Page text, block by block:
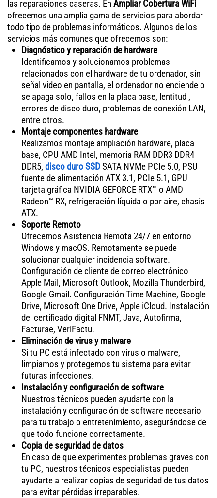
las reparaciones caseras. En Ampliar Cobertura WiFi
ofrecemos una amplia gama de servicios para abordar
todo tipo de problemas informáticos. Algunos de los
servicios más comunes que ofrecemos son:
Diagnóstico y reparación de hardware
Identificamos y solucionamos problemas
relacionados con el hardware de tu ordenador, sin
señal video en pantalla, el ordenador no enciende o
se apaga solo, fallos en la placa base, lentitud ,
errores de disco duro, problemas de conexión LAN,
entre otros.
Montaje componentes hardware
Realizamos montaje ampliación hardware, placa
base, CPU AMD Intel, memoria RAM DDR3 DDR4
DDR5, disco duro SSDSATA NVMe PCIe 5.0, PSU
fuente de alimentación ATX 3.1, PCIe 5.1, GPU
tarjeta gráfica NVIDIA GEFORCE RTX™ o AMD
Radeon™ RX, refrigeración líquida o por aire, chasis
ATX.
Soporte Remoto
Ofrecemos Asistencia Remota 24/7 en entorno
Windows y macOS. Remotamente se puede
solucionar cualquier incidencia software.
Configuración de cliente de correo electrónico
Apple Mail, Microsoft Outlook, Mozilla Thunderbird,
Google Gmail. Configuración Time Machine, Google
Drive, Microsoft One Drive, Apple iCloud. Instalación
del certificado digital FNMT, Java, Autofirma,
Facturae, VeriFactu.
Eliminación de virus y malware
Si tu PC está infectado con virus o malware,
limpiamos y protegemos tu sistema para evitar
futuras infecciones.
Instalación y configuración de software
Nuestros técnicos pueden ayudarte con la
instalación y configuración de software necesario
para tu trabajo o entretenimiento, asegurándose de
que todo funcione correctamente.
Copia de seguridad de datos
En caso de que experimentes problemas graves con
tu PC, nuestros técnicos especialistas pueden
ayudarte a realizar copias de seguridad de tus datos
para evitar pérdidas irreparables.